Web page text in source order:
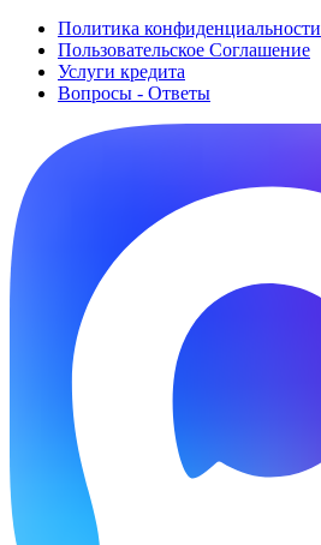
Политика конфиденциальности
Пользовательское Cоглашение
Услуги кредита
Вопросы - Ответы